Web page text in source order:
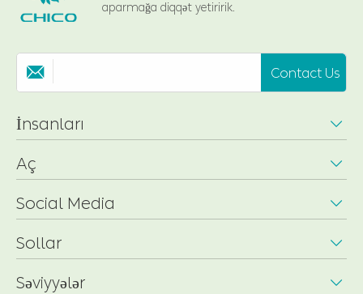
aparmağa diqqət yetiririk.
 Contact Us
İnsanları 
Aç 
Social Media 
Sollar 
Səviyyələr 